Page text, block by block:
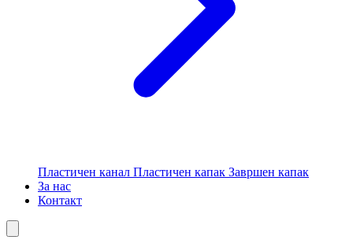
Пластичен канал Пластичен капак Завршен капак
За нас
Контакт